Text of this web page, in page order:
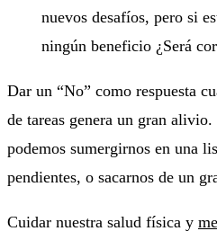
nuevos desafíos, pero si
ningún beneficio ¿Será
Dar un “No” como respuesta
de tareas genera un gran
podemos sumergirnos en una
pendientes, o sacarnos de un
Cuidar nuestra salud física y